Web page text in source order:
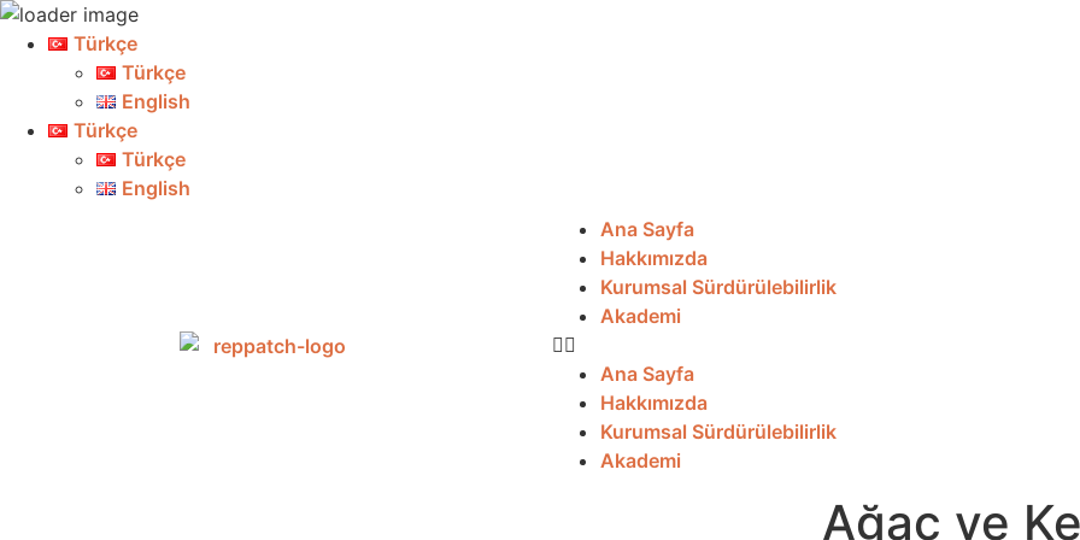
Türkçe
Türkçe
English
Türkçe
Türkçe
English
Ana Sayfa
Hakkımızda
Kurumsal Sürdürülebilirlik
Akademi
Ana Sayfa
Hakkımızda
Kurumsal Sürdürülebilirlik
Akademi
Ağaç ve